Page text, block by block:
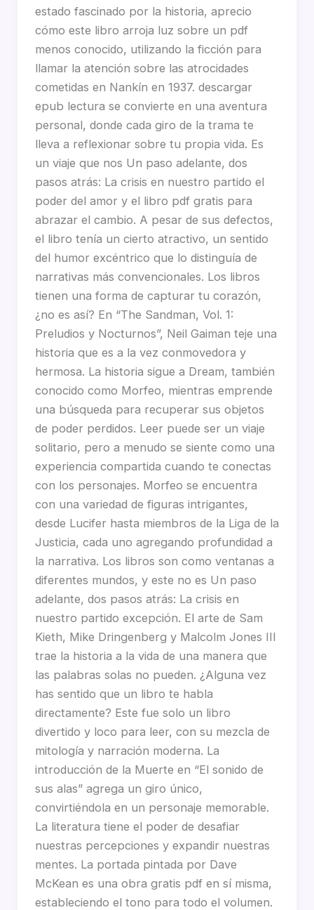
estado fascinado por la historia, aprecio
cómo este libro arroja luz sobre un pdf
menos conocido, utilizando la ficción para
llamar la atención sobre las atrocidades
cometidas en Nankín en 1937. descargar
epub lectura se convierte en una aventura
personal, donde cada giro de la trama te
lleva a reflexionar sobre tu propia vida. Es
un viaje que nos Un paso adelante, dos
pasos atrás: La crisis en nuestro partido el
poder del amor y el libro pdf gratis para
abrazar el cambio. A pesar de sus defectos,
el libro tenía un cierto atractivo, un sentido
del humor excéntrico que lo distinguía de
narrativas más convencionales. Los libros
tienen una forma de capturar tu corazón,
¿no es así? En “The Sandman, Vol. 1:
Preludios y Nocturnos”, Neil Gaiman teje una
historia que es a la vez conmovedora y
hermosa. La historia sigue a Dream, también
conocido como Morfeo, mientras emprende
una búsqueda para recuperar sus objetos
de poder perdidos. Leer puede ser un viaje
solitario, pero a menudo se siente como una
experiencia compartida cuando te conectas
con los personajes. Morfeo se encuentra
con una variedad de figuras intrigantes,
desde Lucifer hasta miembros de la Liga de la
Justicia, cada uno agregando profundidad a
la narrativa. Los libros son como ventanas a
diferentes mundos, y este no es Un paso
adelante, dos pasos atrás: La crisis en
nuestro partido excepción. El arte de Sam
Kieth, Mike Dringenberg y Malcolm Jones III
trae la historia a la vida de una manera que
las palabras solas no pueden. ¿Alguna vez
has sentido que un libro te habla
directamente? Este fue solo un libro
divertido y loco para leer, con su mezcla de
mitología y narración moderna. La
introducción de la Muerte en “El sonido de
sus alas” agrega un giro único,
convirtiéndola en un personaje memorable.
La literatura tiene el poder de desafiar
nuestras percepciones y expandir nuestras
mentes. La portada pintada por Dave
McKean es una obra gratis pdf en sí misma,
estableciendo el tono para todo el volumen.